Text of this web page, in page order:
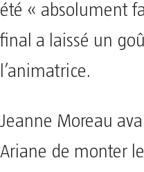
été « absolument
final a laissé un
l’animatrice.
Jeanne Moreau
Ariane de monter